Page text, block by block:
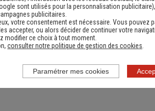
sont utilisés pour la personnalisation publicitaire
publicitaires.
votre consentement est nécessaire. Vous pouvez
accepter, ou alors décider de continuer votre
modifier ce choix à tout moment.
consulter notre politique de gestion des cookies.
Paramétrer mes cookies